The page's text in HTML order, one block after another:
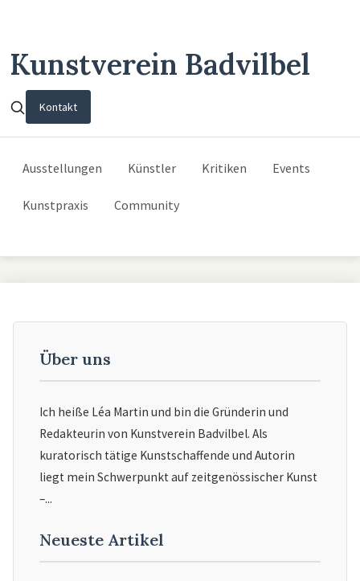
Kunstverein Badvilbel
Kontakt
Ausstellungen Künstler Kritiken Events
Kunstpraxis Community
Über uns
Ich heiße Léa Martin und bin die Gründerin und
Redakteurin von Kunstverein Badvilbel. Als
kuratorisch tätige Kunstschaffende und Autorin
liegt mein Schwerpunkt auf zeitgenössischer Kunst
–...
Neueste Artikel